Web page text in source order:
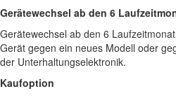
Gerätewechsel ab den 6
Gerätewechsel ab den 6
Gerät gegen ein neues Modell oder
der Unterhaltungselektronik.
Kaufoption